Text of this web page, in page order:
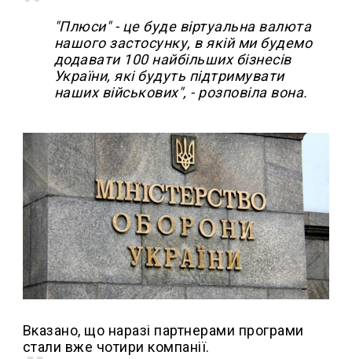
"Плюси" - це буде віртуальна валюта
нашого застосунку, в якій ми будемо
додавати 100 найбільших бізнесів
України, які будуть підтримувати
наших військових", - розповіла вона.
Вказано, що наразі партнерами програми
стали вже чотири компанії.